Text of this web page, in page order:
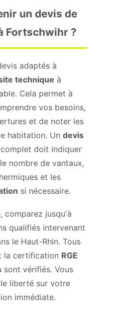
un devis de
Fortschwihr ?
adaptés à
technique à
Cela permet à
vos besoins,
et de noter les
habitation. Un devis
complet doit indiquer
nombre de vantaux,
et les
si nécessaire.
comparez jusqu'à
qualifiés intervenant
le Haut-Rhin. Tous
la certification RGE
sont vérifiés. Vous
liberté sur votre
immédiate.